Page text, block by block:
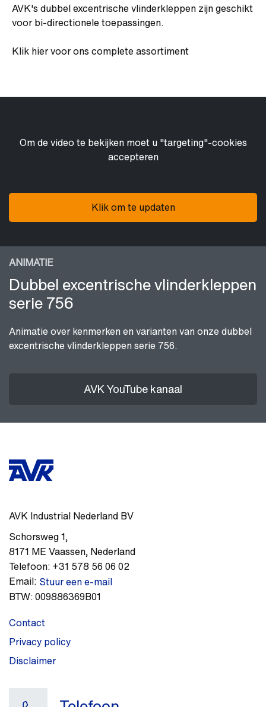
AVK's dubbel excentrische vlinderkleppen zijn geschikt
voor bi-directionele toepassingen.
Klik hier voor ons complete assortiment
Om de video te bekijken moet u "targeting"-cookies
accepteren
Klik om te updaten
ANIMATIE
Dubbel excentrische vlinderkleppen
serie 756
Animatie over kenmerken en varianten van onze dubbel
excentrische vlinderkleppen serie 756.
AVK YouTube kanaal
AVK Industrial Nederland BV
Schorsweg 1,
8171 ME Vaassen, Nederland
Telefoon: +31 578 56 06 02
Email: Stuur een e-mail
BTW:009886369B01
Contact
Privacy policy
Disclaimer